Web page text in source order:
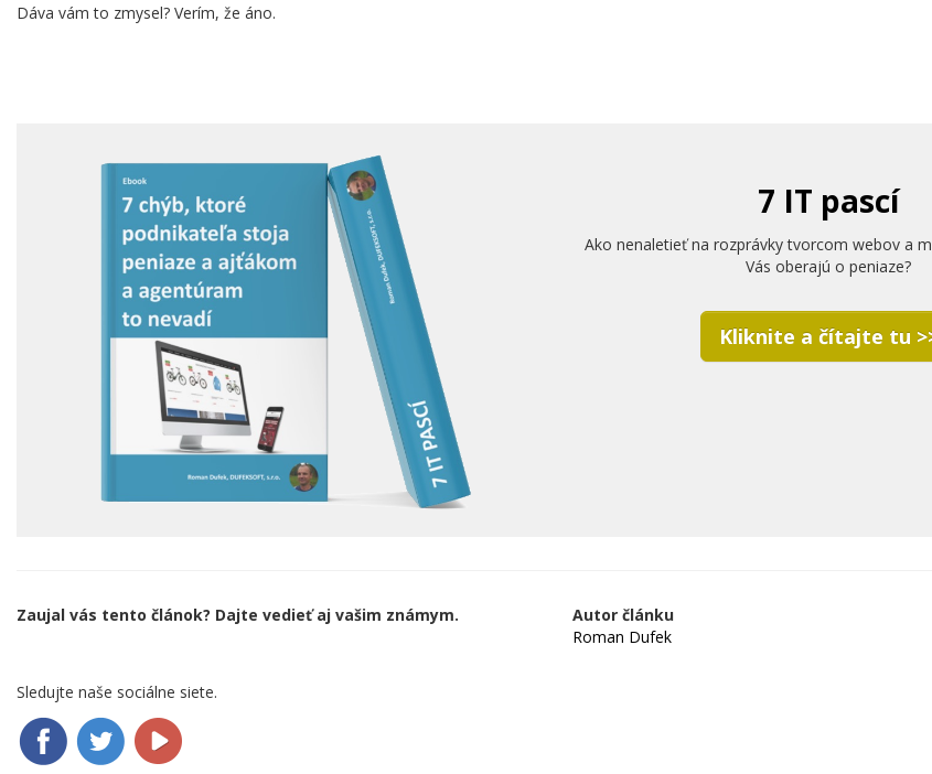
Dáva vám to zmysel? Verím, že áno.
7 IT pascí
Ako nenaletieť na rozprávky tvorcom webov a
Vás oberajú o peniaze?
Kliknite a čítajte tu
Zaujal vás tento článok? Dajte vedieť aj vašim známym.
Sledujte naše sociálne siete.
Autor článku
Roman Dufek